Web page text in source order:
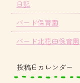
日記
バード保育園
バード北花田保育園
投稿日カレンダー